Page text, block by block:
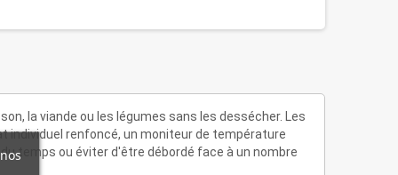
la viande ou les légumes sans les dessécher. Les
renfoncé, un moniteur de température
temps ou éviter d'être débordé face à un nombre